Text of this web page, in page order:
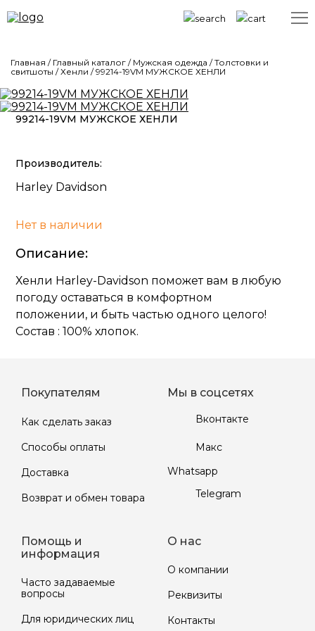
Главная / Главный каталог / Мужская одежда /Толстовки и
свитшоты /Хенли /99214-19VM МУЖСКОЕ ХЕНЛИ
99214-19VM МУЖСКОЕ ХЕНЛИ
Производитель:
Harley Davidson
Нет в наличии
Описание:
Хенли Harley-Davidson поможет вам в любую
погоду оставаться в комфортном
положении, и быть частью одного целого!
Состав : 100% хлопок.
Покупателям
Как сделать заказ
Способы оплаты
Доставка
Возврат и обмен товара
Мы в соцсетях
Вконтакте
Макс
Whatsapp
Telegram
Помощь и
информация
Часто задаваемые
вопросы
Для юридических лиц
О нас
О компании
Реквизиты
Контакты